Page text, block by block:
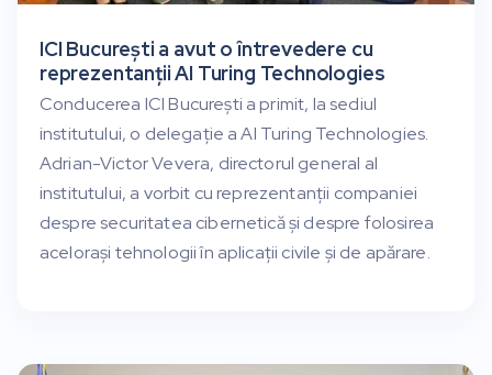
ICI București a avut o întrevedere cu
reprezentanții AI Turing Technologies
Conducerea ICI București a primit, la sediul
institutului, o delegație a AI Turing Technologies.
Adrian-Victor Vevera, directorul general al
institutului, a vorbit cu reprezentanții companiei
despre securitatea cibernetică și despre folosirea
acelorași tehnologii în aplicații civile și de apărare.